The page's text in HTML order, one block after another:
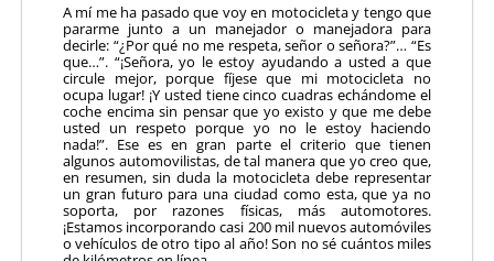
A mí me ha pasado que voy en motocicleta y tengo que
pararme junto a un manejador o manejadora para
decirle: “¿Por qué no me respeta, señor o señora?”… “Es
que…”. “¡Señora, yo le estoy ayudando a usted a que
circule mejor, porque fíjese que mi motocicleta no
ocupa lugar! ¡Y usted tiene cinco cuadras echándome el
coche encima sin pensar que yo existo y que me debe
usted un respeto porque yo no le estoy haciendo
nada!”. Ese es en gran parte el criterio que tienen
algunos automovilistas, de tal manera que yo creo que,
en resumen, sin duda la motocicleta debe representar
un gran futuro para una ciudad como esta, que ya no
soporta, por razones físicas, más automotores.
¡Estamos incorporando casi 200 mil nuevos automóviles
o vehículos de otro tipo al año! Son no sé cuántos miles